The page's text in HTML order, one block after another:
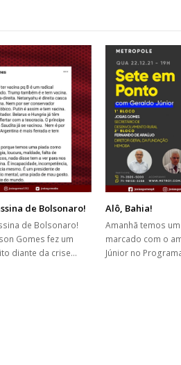
de Bolsonaro!
de Bolsonaro!
Gomes fez um
diante da crise…
Alô, Bahia!
Amanhã temos
marcado com o
Júnior no